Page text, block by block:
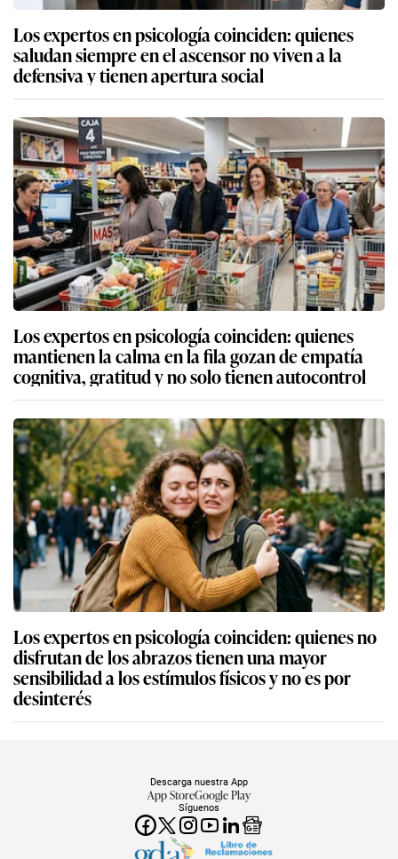
Los expertos en psicología coinciden: quienes
saludan siempre en el ascensor no viven a la
defensiva y tienen apertura social
Los expertos en psicología coinciden: quienes
mantienen la calma en la fila gozan de empatía
cognitiva, gratitud y no solo tienen autocontrol
Los expertos en psicología coinciden: quienes no
disfrutan de los abrazos tienen una mayor
sensibilidad a los estímulos físicos y no es por
desinterés
Síguenos
Descarga nuestra App
App StoreGoogle Play